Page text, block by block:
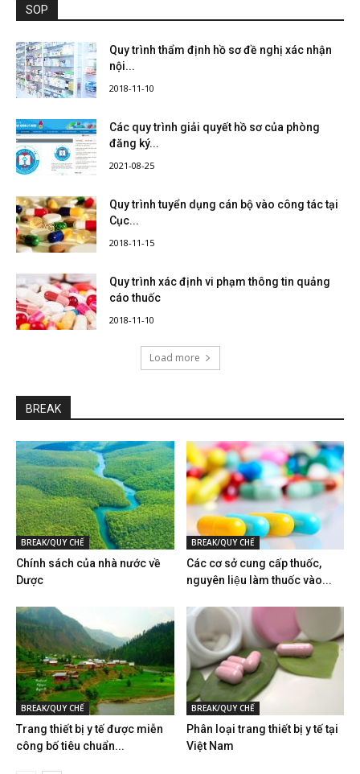
SOP
Quy trình thẩm định hồ sơ đề nghị xác nhận
nội...
2018-11-10
Các quy trình giải quyết hồ sơ của phòng
đăng ký...
2021-08-25
Quy trình tuyển dụng cán bộ vào công tác tại
Cục...
2018-11-15
Quy trình xác định vi phạm thông tin quảng
cáo thuốc
2018-11-10
Load more
BREAK
BREAK/QUY CHẾ
Chính sách của nhà nước về
Dược
BREAK/QUY CHẾ
Các cơ sở cung cấp thuốc,
nguyên liệu làm thuốc vào...
BREAK/QUY CHẾ
Trang thiết bị y tế được miễn
công bố tiêu chuẩn...
BREAK/QUY CHẾ
Phân loại trang thiết bị y tế tại
Việt Nam